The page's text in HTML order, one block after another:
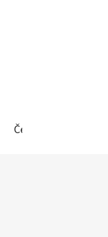
Červená